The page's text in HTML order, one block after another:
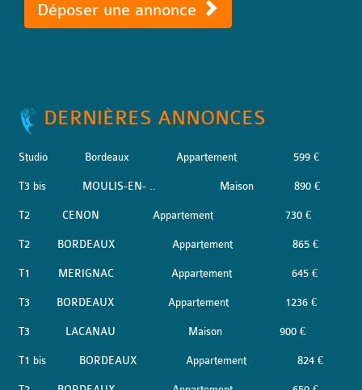
Déposer une annonce
DERNIÈRES ANNONCES
Studio Bordeaux Appartement 599 €
T3 bis MOULIS-EN- .. Maison 890 €
T2 CENON Appartement 730 €
T2 BORDEAUX Appartement 865 €
T1 MERIGNAC Appartement 645 €
T3 BORDEAUX Appartement 1236 €
T3 LACANAU Maison 900 €
T1 bis BORDEAUX Appartement 824 €